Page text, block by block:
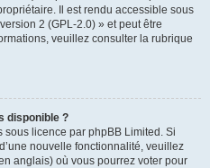
Il est rendu accessible sous
2 (GPL-2.0) » et peut être
veuillez consulter la rubrique
disponible ?
licence par phpBB Limited. Si
nouvelle fonctionnalité, veuillez
anglais) où vous pourrez voter pour